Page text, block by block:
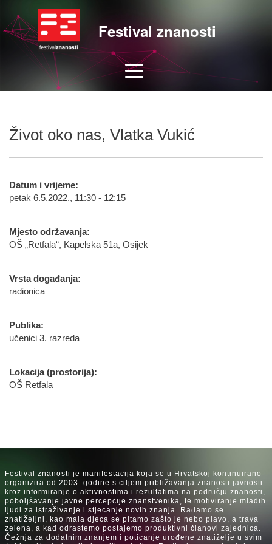
Festival znanosti
Život oko nas, Vlatka Vukić
Datum i vrijeme:
petak 6.5.2022., 11:30 - 12:15
Mjesto održavanja:
OŠ „Retfala“, Kapelska 51a, Osijek
Vrsta događanja:
radionica
Publika:
učenici 3. razreda
Lokacija (prostorija):
OŠ Retfala
Festival znanosti je manifestacija koja se u Hrvatskoj kontinuirano
organizira od 2003. godine s ciljem približavanja znanosti javnosti
kroz informiranje o aktivnostima i rezultatima na području znanosti,
poboljšavanje javne percepcije znanstvenika, te motiviranje mladih
ljudi za istraživanje i stjecanje novih znanja. Rađamo se
znatiželjni, kao mala djeca se pitamo zašto je nebo plavo, a trava
zelena, a kad odrastemo postajemo produktivni članovi zajednica.
Čežnja za dodatnim znanjem i poticanje urođene znatiželje u svim